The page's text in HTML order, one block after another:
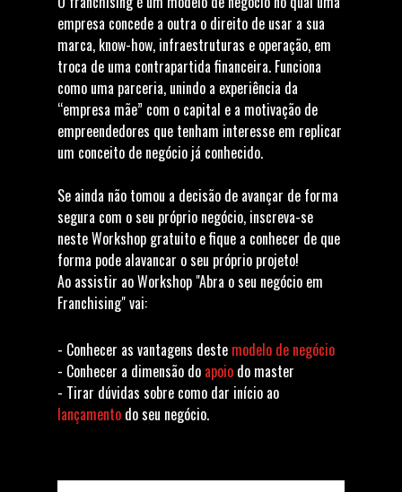
empresa concede a outra o direito de usar a sua
marca, know-how, infraestruturas e operação, em
troca de uma contrapartida financeira. Funciona
como uma parceria, unindo a experiência da
“empresa mãe” com o capital e a motivação de
empreendedores que tenham interesse em replicar
um conceito de negócio já conhecido.
Se ainda não tomou a decisão de avançar de forma
segura com o seu próprio negócio, inscreva-se
neste Workshop gratuito e fique a conhecer de que
forma pode alavancar o seu próprio projeto!
Ao assistir ao Workshop "Abra o seu negócio em
Franchising" vai:
- Conhecer as vantagens deste modelo de negócio
- Conhecer a dimensão do apoio do master
- Tirar dúvidas sobre como dar início ao
lançamento do seu negócio.